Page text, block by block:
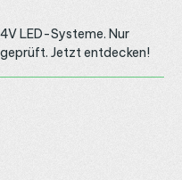
LED-Systeme. Nur
Jetzt entdecken!